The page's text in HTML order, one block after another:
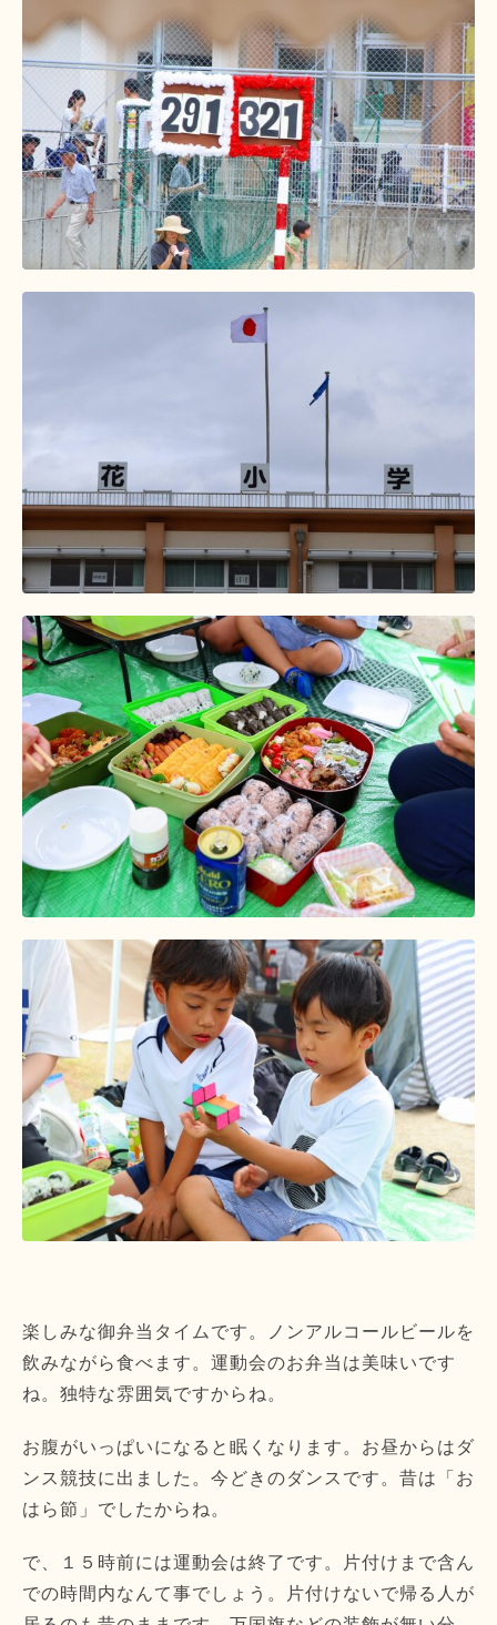
楽しみな御弁当タイムです。ノンアルコールビールを
飲みながら食べます。運動会のお弁当は美味いです
ね。独特な雰囲気ですからね。
お腹がいっぱいになると眠くなります。お昼からはダ
ンス競技に出ました。今どきのダンスです。昔は「お
はら節」でしたからね。
で、１５時前には運動会は終了です。片付けまで含ん
での時間内なんて事でしょう。片付けないで帰る人が